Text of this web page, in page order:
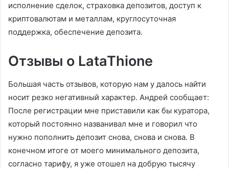
исполнение сделок, страховка депозитов, доступ к
криптовалютам и металлам, круглосуточная
поддержка, обеспечение депозита.
Отзывы о LataThione
Большая часть отзывов, которую нам у далось найти
носит резко негативный характер. Андрей сообщает:
После регистрации мне приставили как бы куратора,
который постоянно названивал мне и говорил что
нужно пополнить депозит снова, снова и снова. В
конечном итоге от моего минимального депозита,
согласно тарифу, я уже отошел на добрую тысячу